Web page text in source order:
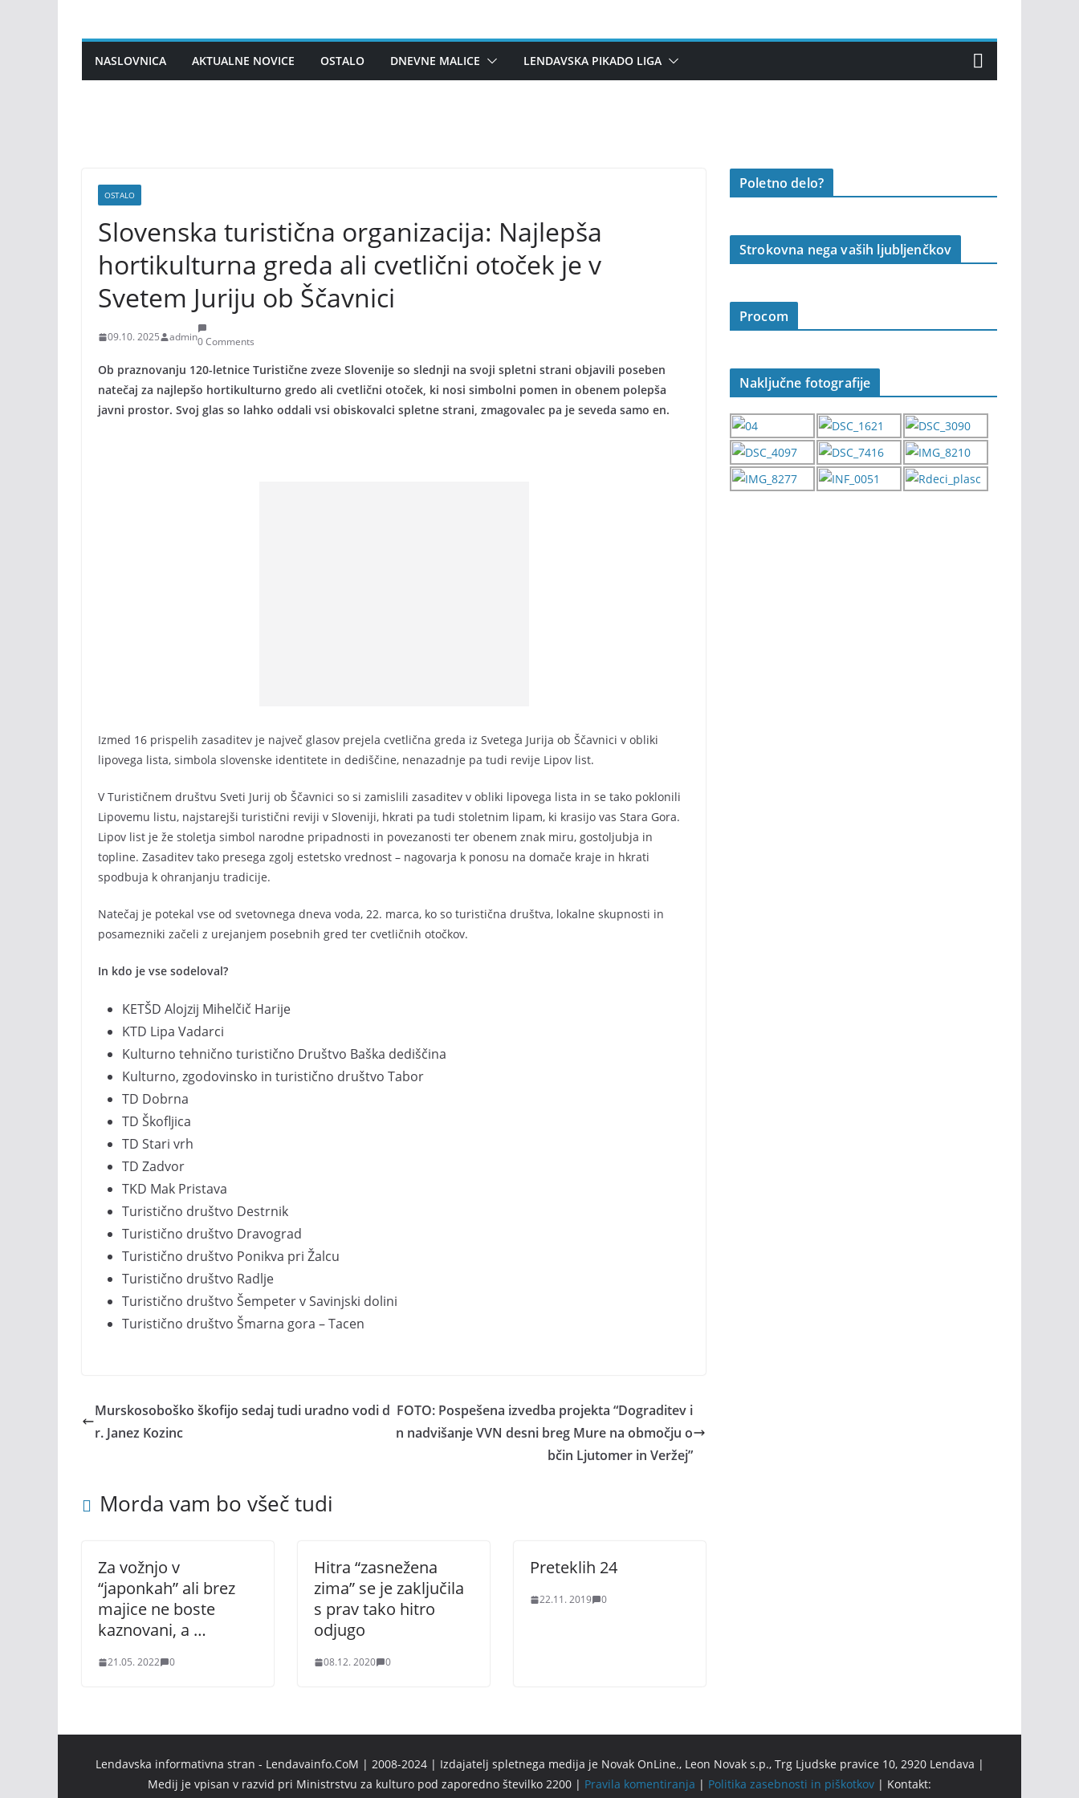
contentNASLOVNICA AKTUALNE NOVICE OSTALO DNEVNE MALICE LENDAVSKA PIKADO LIGA
OSTALO
Slovenska turistična organizacija: Najlepša
hortikulturna greda ali cvetlični otoček je v
Svetem Juriju ob Ščavnici
09.10. 2025 admin0 Comments
Ob praznovanju 120-letnice Turistične zveze Slovenije so slednji na svoji spletni strani objavili poseben
natečaj za najlepšo hortikulturno gredo ali cvetlični otoček, ki nosi simbolni pomen in obenem polepša
javni prostor. Svoj glas so lahko oddali vsi obiskovalci spletne strani, zmagovalec pa je seveda samo en.
Izmed 16 prispelih zasaditev je največ glasov prejela cvetlična greda iz Svetega Jurija ob Ščavnici v obliki
lipovega lista, simbola slovenske identitete in dediščine, nenazadnje pa tudi revije Lipov list.
V Turističnem društvu Sveti Jurij ob Ščavnici so si zamislili zasaditev v obliki lipovega lista in se tako poklonili
Lipovemu listu, najstarejši turistični reviji v Sloveniji, hkrati pa tudi stoletnim lipam, ki krasijo vas Stara Gora.
Lipov list je že stoletja simbol narodne pripadnosti in povezanosti ter obenem znak miru, gostoljubja in
topline. Zasaditev tako presega zgolj estetsko vrednost – nagovarja k ponosu na domače kraje in hkrati
spodbuja k ohranjanju tradicije.
Natečaj je potekal vse od svetovnega dneva voda, 22. marca, ko so turistična društva, lokalne skupnosti in
posamezniki začeli z urejanjem posebnih gred ter cvetličnih otočkov.
In kdo je vse sodeloval?
KETŠD Alojzij Mihelčič Harije
KTD Lipa Vadarci
Kulturno tehnično turistično Društvo Baška dediščina
Kulturno, zgodovinsko in turistično društvo Tabor
TD Dobrna
TD Škofljica
TD Stari vrh
TD Zadvor
TKD Mak Pristava
Turistično društvo Destrnik
Turistično društvo Dravograd
Turistično društvo Ponikva pri Žalcu
Turistično društvo Radlje
Turistično društvo Šempeter v Savinjski dolini
Turistično društvo Šmarna gora – Tacen
Murskosoboško škofijo sedaj tudi uradno vodi d
r. Janez Kozinc
FOTO: Pospešena izvedba projekta “Dograditev i
n nadvišanje VVN desni breg Mure na območju o
bčin Ljutomer in Veržej”
Morda vam bo všeč tudi
Za vožnjo v
“japonkah” ali brez
majice ne boste
kaznovani, a …
21.05. 2022 0
Hitra “zasnežena
zima” se je zaključila
s prav tako hitro
odjugo
08.12. 2020 0
Preteklih 24
22.11. 2019 0
Poletno delo?
Strokovna nega vaših ljubljenčkov
Procom
Naključne fotografije
Lendavska informativna stran - Lendavainfo.CoM | 2008-2024 | Izdajatelj spletnega medija je Novak OnLine., Leon Novak s.p., Trg Ljudske pravice 10, 2920 Lendava |
Medij je vpisan v razvid pri Ministrstvu za kulturo pod zaporedno številko 2200 | Pravila komentiranja | Politika zasebnosti in piškotkov | Kontakt: